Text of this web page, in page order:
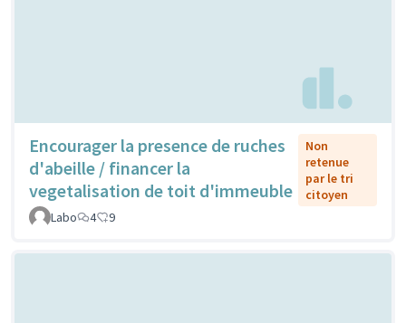
Encourager la presence de ruches
d'abeille / financer la
vegetalisation de toit d'immeuble
Non
retenue
par le tri
citoyen
Labo
4 9